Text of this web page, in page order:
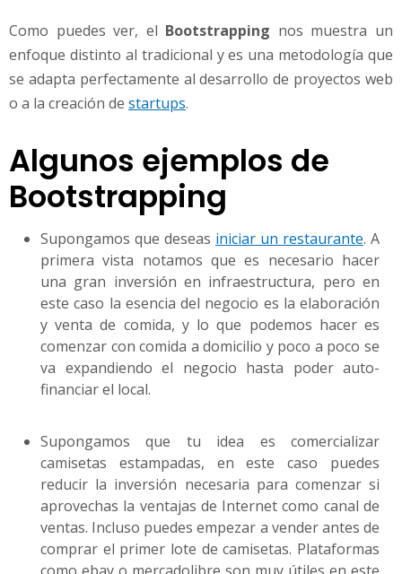
Como puedes ver, el Bootstrapping nos muestra un
enfoque distinto al tradicional y es una metodología que
se adapta perfectamente al desarrollo de proyectos web
o a la creación de startups.
Algunos ejemplos de
Bootstrapping
Supongamos que deseas iniciar un restaurante. A
primera vista notamos que es necesario hacer
una gran inversión en infraestructura, pero en
este caso la esencia del negocio es la elaboración
y venta de comida, y lo que podemos hacer es
comenzar con comida a domicilio y poco a poco se
va expandiendo el negocio hasta poder auto-
financiar el local.
Supongamos que tu idea es comercializar
camisetas estampadas, en este caso puedes
reducir la inversión necesaria para comenzar si
aprovechas la ventajas de Internet como canal de
ventas. Incluso puedes empezar a vender antes de
comprar el primer lote de camisetas. Plataformas